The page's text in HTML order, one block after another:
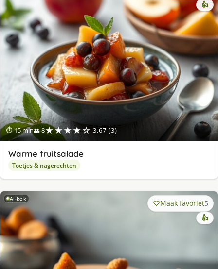
⏱ 15 min👥 8★★★★☆ 3.67 (3)
👍
Warme fruitsalade
Toetjes & nagerechten
AI-kok Maak favoriet5
👍